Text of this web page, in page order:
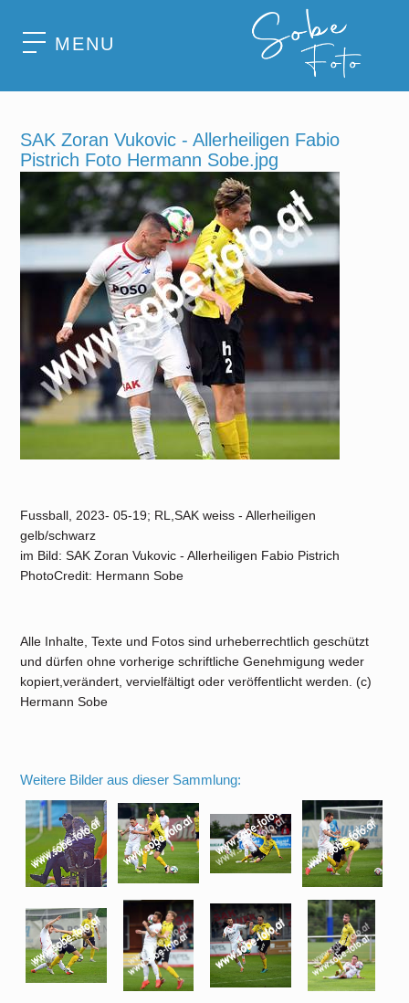
MENU
SAK Zoran Vukovic - Allerheiligen Fabio
Pistrich Foto Hermann Sobe.jpg
Fussball, 2023- 05-19; RL,SAK weiss - Allerheiligen
gelb/schwarz
im Bild: SAK Zoran Vukovic - Allerheiligen Fabio Pistrich
PhotoCredit: Hermann Sobe
Alle Inhalte, Texte und Fotos sind urheberrechtlich geschützt
und dürfen ohne vorherige schriftliche Genehmigung weder
kopiert,verändert, vervielfältigt oder veröffentlicht werden. (c)
Hermann Sobe
Weitere Bilder aus dieser Sammlung: